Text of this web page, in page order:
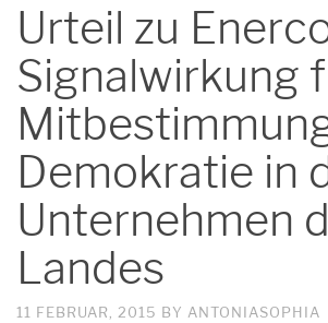
Urteil zu
Signalwirkung
Demokratie in
Unternehmen
Landes
11 FEBRUAR, 2015 BY ANTONIASOPHIA